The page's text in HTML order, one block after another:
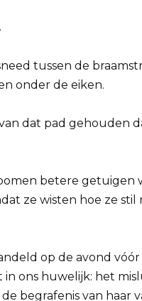
tussen de
onder de eiken.
dat pad gehouden
betere getuigen
ze wisten hoe ze stil
op de avond
in ons huwelijk: het
begrafenis van haar